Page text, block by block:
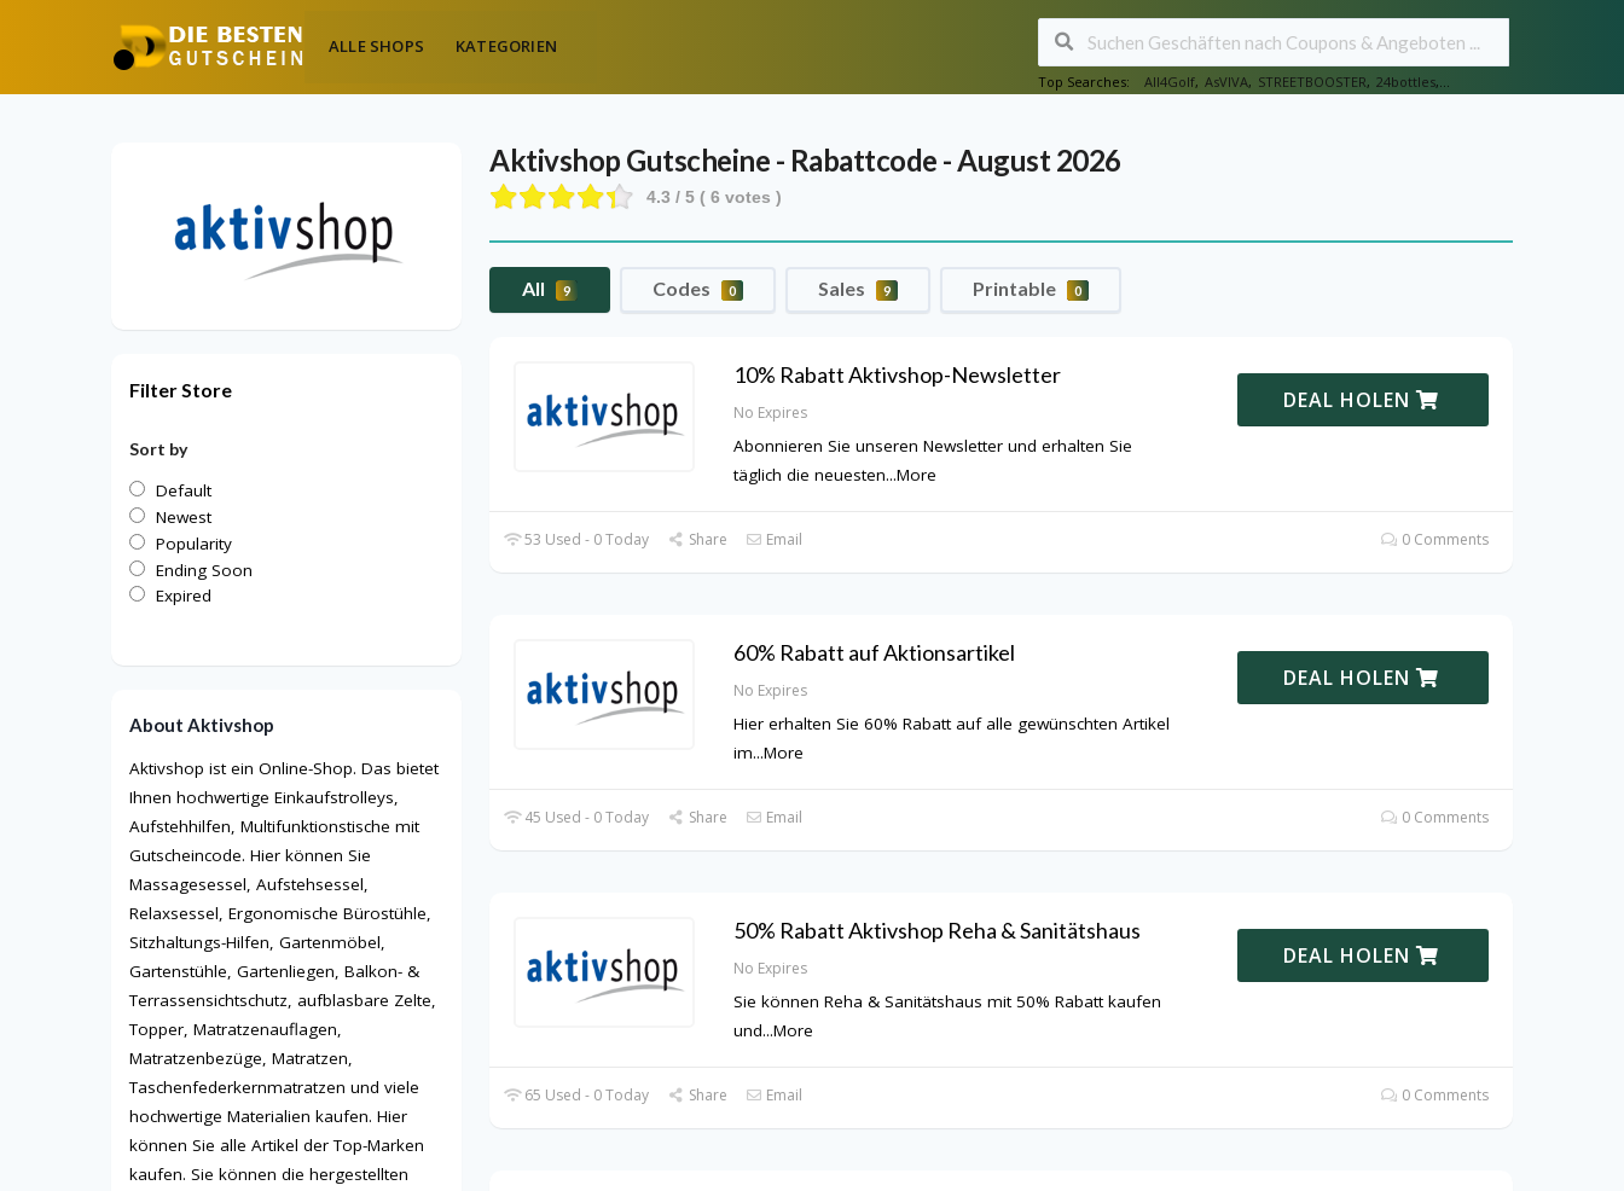
ALLE SHOPS KATEGORIEN
Top Searches: All4Golf, AsVIVA, STREETBOOSTER, 24bottles,...
Aktivshop Gutscheine - Rabattcode - August 2026
4.3 / 5 (6 votes )
All 9 Codes 0 Sales 9 Printable 0
10% Rabatt Aktivshop-Newsletter
No Expires
Abonnieren Sie unseren Newsletter und erhalten Sie
täglich die neuesten...More
DEAL HOLEN
53 Used - 0 Today Share Email 0 Comments
60% Rabatt auf Aktionsartikel
No Expires
Hier erhalten Sie 60% Rabatt auf alle gewünschten Artikel
im...More
DEAL HOLEN
45 Used - 0 Today Share Email 0 Comments
50% Rabatt Aktivshop Reha & Sanitätshaus
No Expires
Sie können Reha & Sanitätshaus mit 50% Rabatt kaufen
und...More
DEAL HOLEN
65 Used - 0 Today Share Email 0 Comments
Filter Store
Sort by
Default
Newest
Popularity
Ending Soon
Expired
About Aktivshop
Aktivshop ist ein Online-Shop. Das bietet
Ihnen hochwertige Einkaufstrolleys,
Aufstehhilfen, Multifunktionstische mit
Gutscheincode. Hier können Sie
Massagesessel, Aufstehsessel,
Relaxsessel, Ergonomische Bürostühle,
Sitzhaltungs-Hilfen, Gartenmöbel,
Gartenstühle, Gartenliegen, Balkon- &
Terrassensichtschutz, aufblasbare Zelte,
Topper, Matratzenauflagen,
Matratzenbezüge, Matratzen,
Taschenfederkernmatratzen und viele
hochwertige Materialien kaufen. Hier
können Sie alle Artikel der Top-Marken
kaufen. Sie können die hergestellten